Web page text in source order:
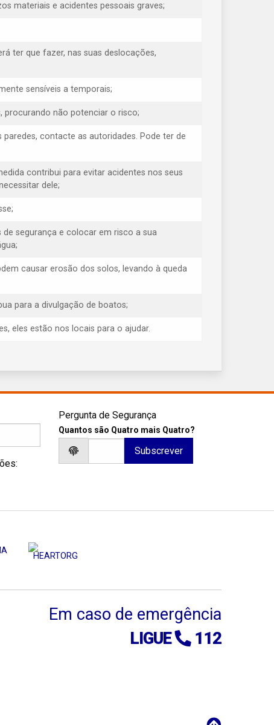
materiais e acidentes pessoais graves;
ter que fazer, nas suas deslocações,
sensíveis a temporais;
procurando não potenciar o risco;
contacte as autoridades. Pode ter de
contribui para evitar acidentes nos seus
dele;
segurança e colocar em risco a sua
causar erosão dos solos, levando à queda
para a divulgação de boatos;
eles estão nos locais para o ajudar.
Pergunta de Segurança
Quantos são Quatro mais Quatro?
Em caso de emergência
LIGUE
112